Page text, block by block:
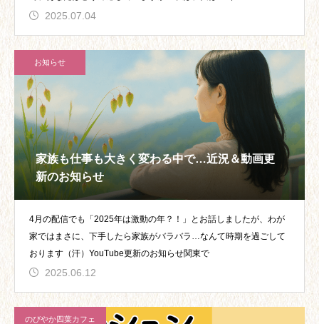
2025.07.04
お知らせ
家族も仕事も大きく変わる中で…近況＆動画更
新のお知らせ
4月の配信でも「2025年は激動の年？！」とお話しましたが、わが
家ではまさに、下手したら家族がバラバラ…なんて時期を過ごして
おります（汗）YouTube更新のお知らせ関東で
2025.06.12
のびやか四葉カフェ